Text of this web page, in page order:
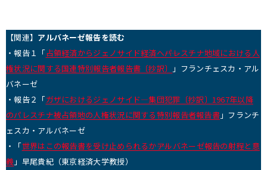
【関連】 アルバネーゼ報告を読む
・報告１「占領経済からジェノサイド経済へ――パレスチナ地域における人
権状況に関する国連特別報告者報告書〔抄訳〕
」フランチェスカ・アル
バネーゼ
・報告２「ガザにおけるジェノサイド―集団犯罪〔抄訳〕1967年以降
のパレスチナ被占領地の人権状況に関する特別報告者報告書 」フランチ
ェスカ・アルバネーゼ
・「世界はこの報告書を受け止められるか――アルバネーゼ報告の射程と意
義 」早尾貴紀（東京経済大学教授）